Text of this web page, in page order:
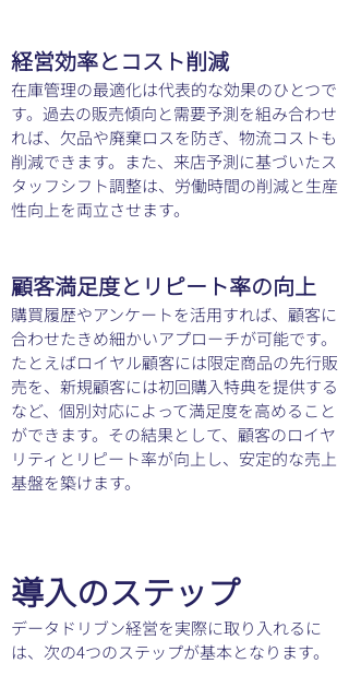
経営効率とコスト削減
在庫管理の最適化は代表的な効果のひとつで
す。過去の販売傾向と需要予測を組み合わせ
れば、欠品や廃棄ロスを防ぎ、物流コストも
削減できます。また、来店予測に基づいたス
タッフシフト調整は、労働時間の削減と生産
性向上を両立させます。
顧客満足度とリピート率の向上
購買履歴やアンケートを活用すれば、顧客に
合わせたきめ細かいアプローチが可能です。
たとえばロイヤル顧客には限定商品の先行販
売を、新規顧客には初回購入特典を提供する
など、個別対応によって満足度を高めること
ができます。その結果として、顧客のロイヤ
リティとリピート率が向上し、安定的な売上
基盤を築けます。
導入のステップ
データドリブン経営を実際に取り入れるに
は、次の4つのステップが基本となります。